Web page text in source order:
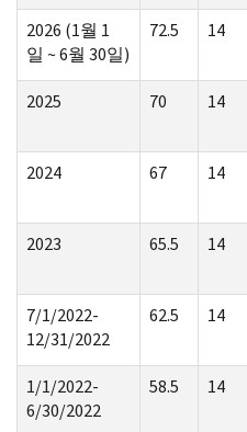
2026 (1월 1
일 ~ 6월 30일)
72.5 14
2025
70 14
2024
67 14
2023
65.5 14
7/1/2022-
12/31/2022
62.5 14
1/1/2022-
6/30/2022
58.5 14